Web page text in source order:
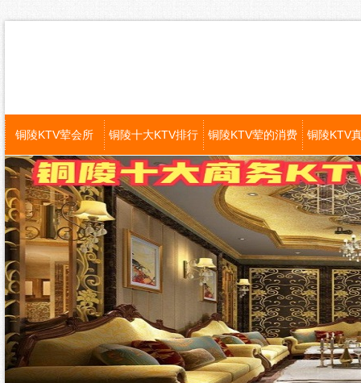
铜陵KTV荤会所 铜陵十大KTV排行 铜陵KTV荤的消费 铜陵KTV